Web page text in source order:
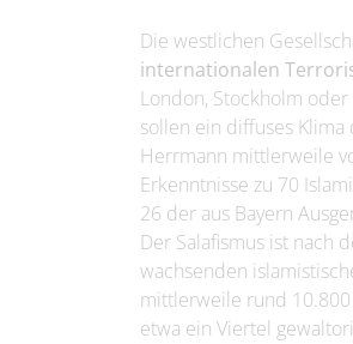
Die westlichen
internationalen
London, Stockholm
sollen ein diffuses
Herrmann mittlerweile
Erkenntnisse zu 70
26 der aus Bayern
Der Salafismus ist nach
wachsenden
mittlerweile rund 10.800
etwa ein Viertel